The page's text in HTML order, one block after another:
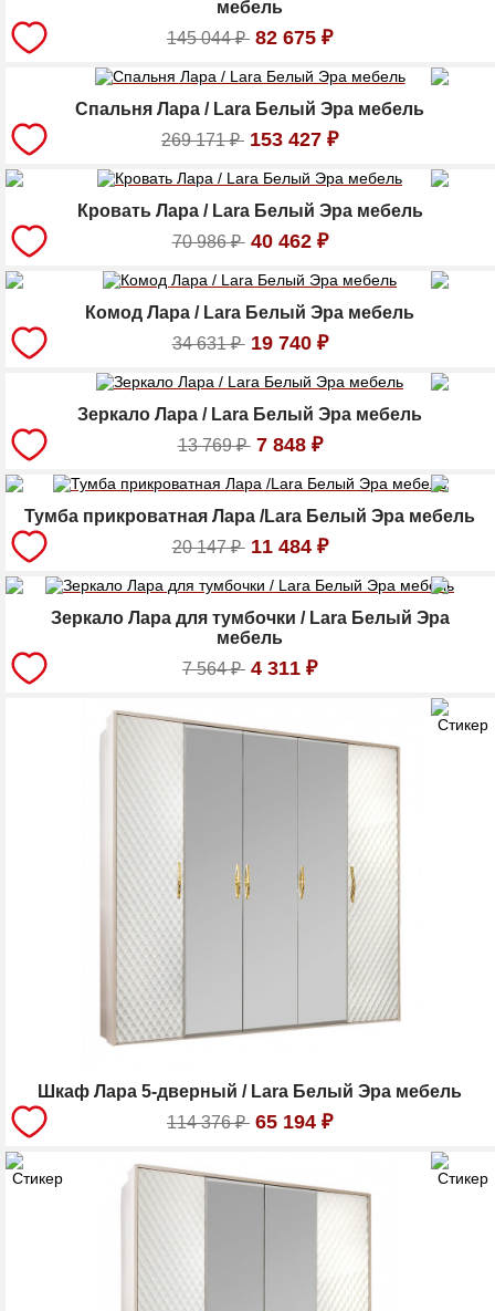
мебель
145 044₽ 82 675 ₽
Спальня Лара / Lara Белый Эра мебель
269 171₽ 153 427 ₽
Кровать Лара / Lara Белый Эра мебель
70 986₽ 40 462 ₽
Комод Лара / Lara Белый Эра мебель
34 631₽ 19 740 ₽
Зеркало Лара / Lara Белый Эра мебель
13 769₽ 7 848 ₽
Тумба прикроватная Лара /Lara Белый Эра мебель
20 147₽ 11 484 ₽
Зеркало Лара для тумбочки / Lara Белый Эра
мебель
7 564₽ 4 311 ₽
Шкаф Лара 5-дверный / Lara Белый Эра мебель
114 376₽ 65 194 ₽